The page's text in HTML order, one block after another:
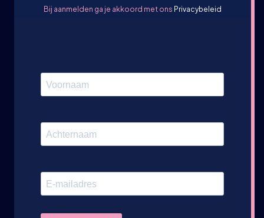
Bij aanmelden ga je akkoord met ons Privacybeleid